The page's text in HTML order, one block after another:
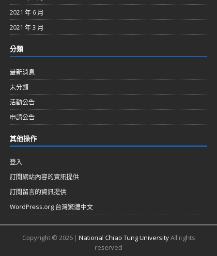
2021 年 6 月
2021 年 3 月
分類
最新消息
未分類
活動公告
申請公告
其他操作
登入
訂閱網站內容的資訊提供
訂閱留言的資訊提供
WordPress.org 台灣繁體中文
Copyright © 2026 | National Chiao Tung UniversityAll rights
reserved